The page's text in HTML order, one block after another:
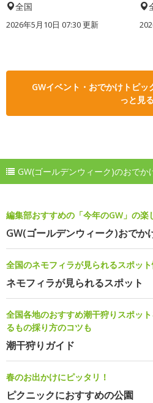
全国
2026年5月10日 07:30 更新
GWイベント・おでかけトピッ
っと見る
GW(ゴールデンウィーク)のおでか
編集部おすすめの「今年のGW」の楽
GW(ゴールデンウィーク)おでか
全国のネモフィラが見られるスポッ
ネモフィラが見られるスポット
全国各地のおすすめ潮干狩りスポッ
るもの採り方のコツも
潮干狩りガイド
春のお出かけにピッタリ！
ピクニックにおすすめの公園